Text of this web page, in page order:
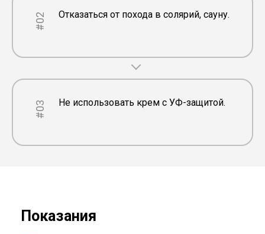
#02 Отказаться от похода в солярий, сауну.
#03 Не использовать крем с УФ-защитой.
Показания